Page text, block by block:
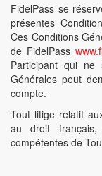
FidelPass se
présentes
Ces Conditions
de FidelPass
Participant qui
Générales peut
compte.
Tout litige relatif
au droit
compétentes de